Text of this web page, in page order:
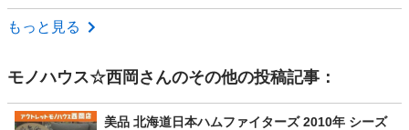
北海道 札幌市
もっと見る
モノハウス☆西岡 さんのその他の投稿記事：
美品 北海道日本ハムファイターズ 2010年 シーズ